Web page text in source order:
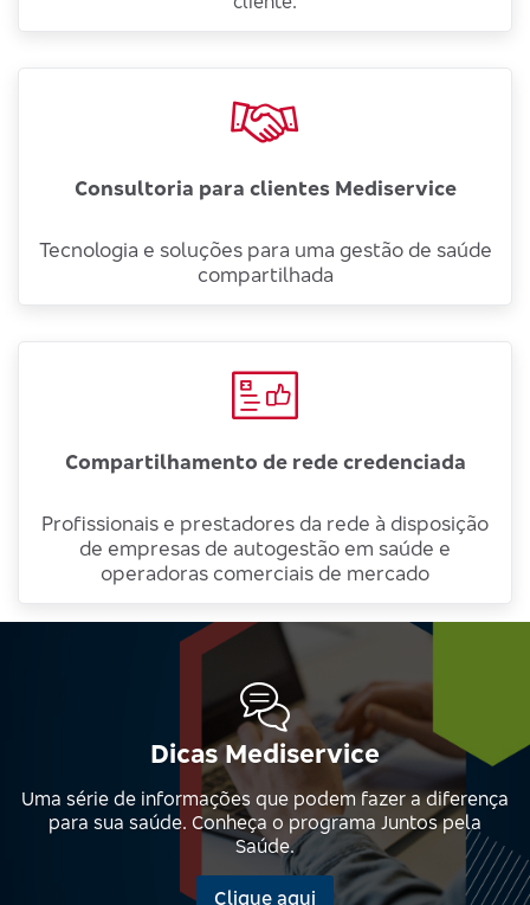
Consultoria para clientes Mediservice
Tecnologia e soluções para uma gestão de saúde
compartilhada
Compartilhamento de rede credenciada
Profissionais e prestadores da rede à disposição
de empresas de autogestão em saúde e
operadoras comerciais de mercado
Dicas Mediservice
Uma série de informações que podem fazer a diferença
para sua saúde. Conheça o programa Juntos pela
Saúde.
Clique aqui